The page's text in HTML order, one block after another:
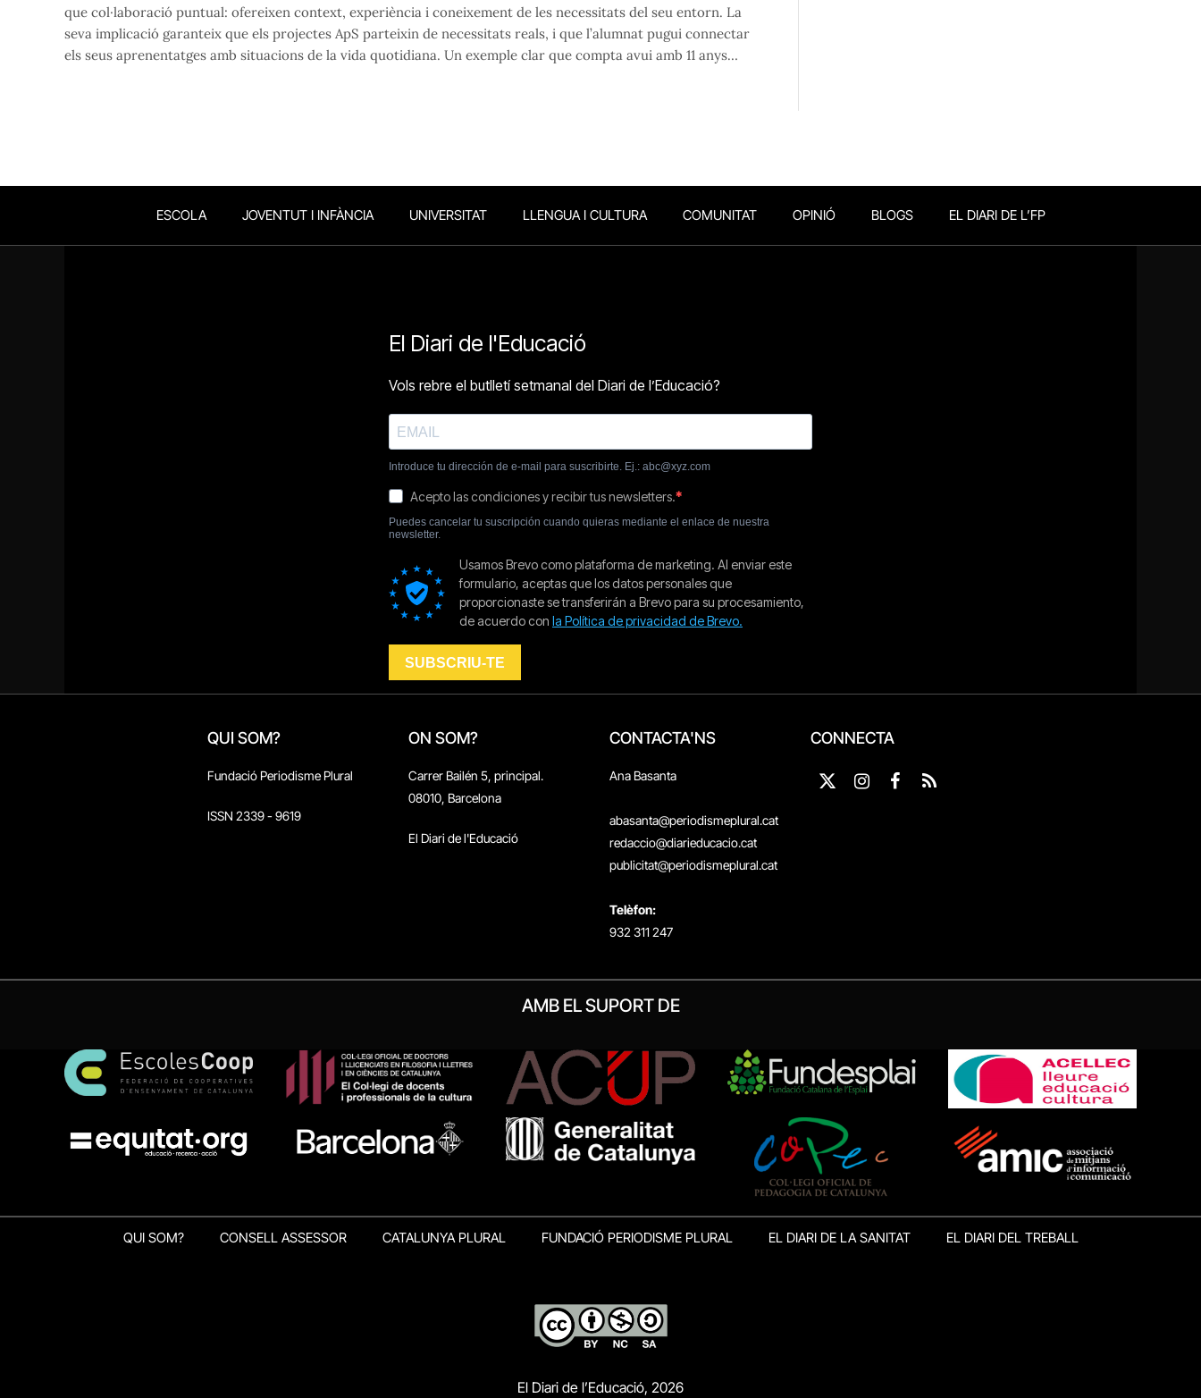
que col·laboració puntual: ofereixen context, experiència i coneixement de les necessitats del seu entorn. La
seva implicació garanteix que els projectes ApS parteixin de necessitats reals, i que l’alumnat pugui connectar
els seus aprenentatges amb situacions de la vida quotidiana. Un exemple clar que compta avui amb 11 anys…
ESCOLA JOVENTUT I INFÀNCIA UNIVERSITAT LLENGUA I CULTURA COMUNITAT OPINIÓ BLOGS EL DIARI DE L’FP
QUI SOM?
Fundació Periodisme Plural
ISSN 2339 - 9619
ON SOM?
Carrer Bailén 5, principal.
08010, Barcelona
El Diari de l'Educació
CONTACTA'NS
Ana Basanta
abasanta@periodismeplural.cat
redaccio@diarieducacio.cat
publicitat@periodismeplural.cat
Telèfon:
932 311 247
CONNECTA
X
Instagram
Facebook
RSS
AMB EL SUPORT DE
QUI SOM? CONSELL ASSESSOR CATALUNYA PLURAL FUNDACIÓ PERIODISME PLURAL EL DIARI DE LA SANITAT EL DIARI DEL TREBALL
El Diari de l’Educació, 2026